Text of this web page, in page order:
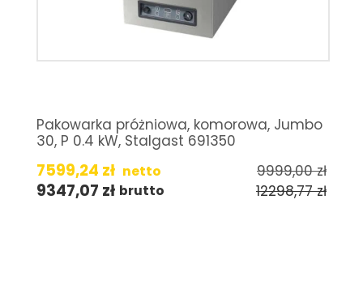
Pakowarka próżniowa, komorowa, Jumbo
30, P 0.4 kW, Stalgast 691350
7599,24 zł netto 9999,00zł
9347,07 zł brutto 12298,77zł